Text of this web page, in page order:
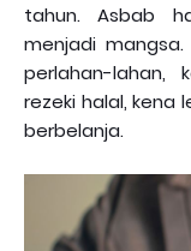
tahun. Asbab
menjadi
perlahan-lahan,
rezeki halal,
berbelanja.